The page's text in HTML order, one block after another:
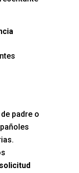
padre o
solicitud